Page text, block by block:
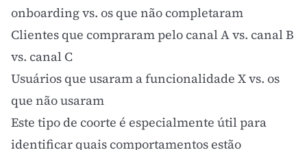
onboarding vs. os que não completaram
Clientes que compraram pelo canal A vs. canal B
vs. canal C
Usuários que usaram a funcionalidade X vs. os
que não usaram
Este tipo de coorte é especialmente útil para
identificar quais comportamentos estão